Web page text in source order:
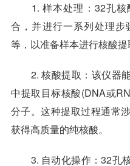
1. 样本处理：32孔核
合，并进行一系列处理
等，以准备样本进行核酸提
2. 核酸提取：该仪器能
中提取目标核酸(DNA或
分子。这种提取过程通常
获得高质量的纯核酸。
3. 自动化操作：32孔核